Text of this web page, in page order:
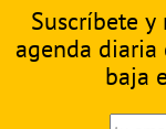
Suscríbete
agenda diaria
baja